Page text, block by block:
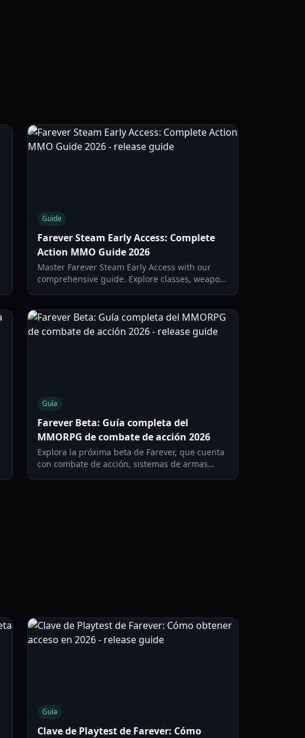
Guide
Farever Steam Early Access: Complete
Action MMO Guide 2026
Master Farever Steam Early Access with our
comprehensive guide. Explore classes, weapon
Guía
Farever Beta: Guía completa del
MMORPG de combate de acción 2026
Explora la próxima beta de Farever, que cuenta
con combate de acción, sistemas de armas
Guía
Clave de Playtest de Farever: Cómo